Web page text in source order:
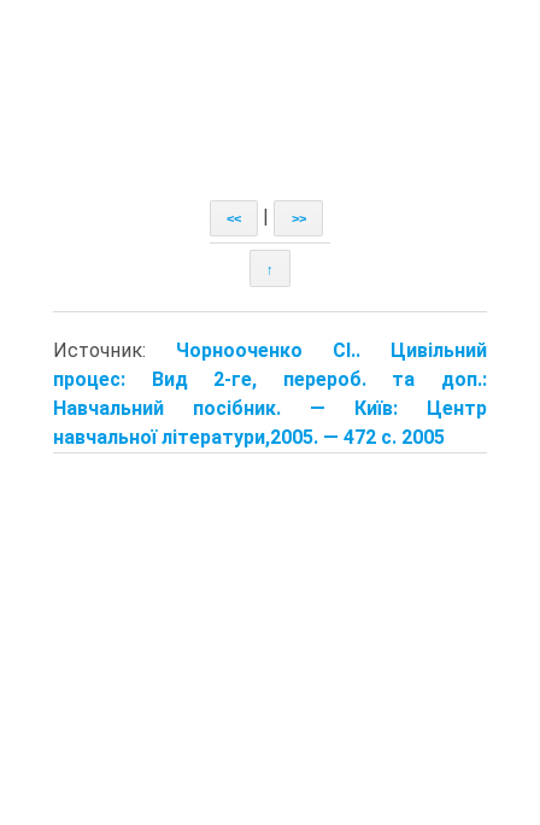
<< >>
↑
Источник: Чорнооченко СІ.. Цивільний
процес: Вид 2-ге, перероб. та доп.:
Навчальний посібник. — Київ: Центр
навчальної літератури,2005. — 472 с. 2005